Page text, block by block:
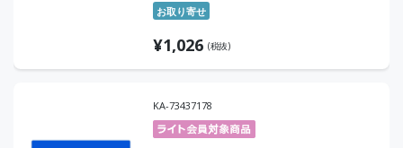
お取り寄せ
¥1,026 (税抜)
KA-73437178